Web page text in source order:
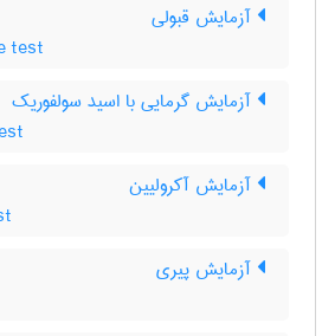
آزمایش قبولی
test
آزمایش گرمایی با اسید سولفوریک
آزمایش آکرولیین
آزمایش پیری